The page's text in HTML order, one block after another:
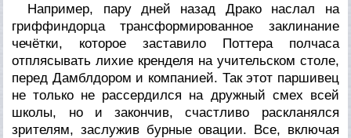
Например, пару дней назад Драко наслал на
гриффиндорца трансформированное заклинание
чечётки, которое заставило Поттера полчаса
отплясывать лихие кренделя на учительском столе,
перед Дамблдором и компанией. Так этот паршивец
не только не рассердился на дружный смех всей
школы, но и закончив, счастливо раскланялся
зрителям, заслужив бурные овации. Все, включая